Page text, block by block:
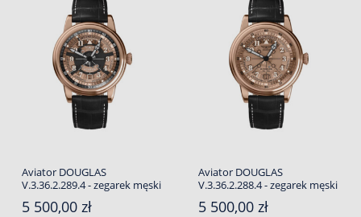
Aviator DOUGLAS
V.3.36.2.289.4 - zegarek męski
5 500,00 zł
Aviator DOUGLAS
V.3.36.2.288.4 - zegarek męski
5 500,00 zł